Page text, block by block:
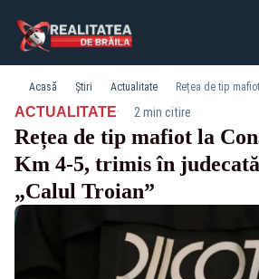
Acasă Știri Actualitate
ACTUALITATE· 2 min citire
Rețea de tip mafiot la
Km 4-5, trimis în
„Calul Troian”